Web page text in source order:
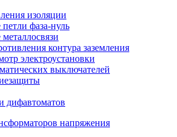
изоляции
фаза-нуль
контура заземления
электроустановки
выключателей
дифавтоматов
напряжения